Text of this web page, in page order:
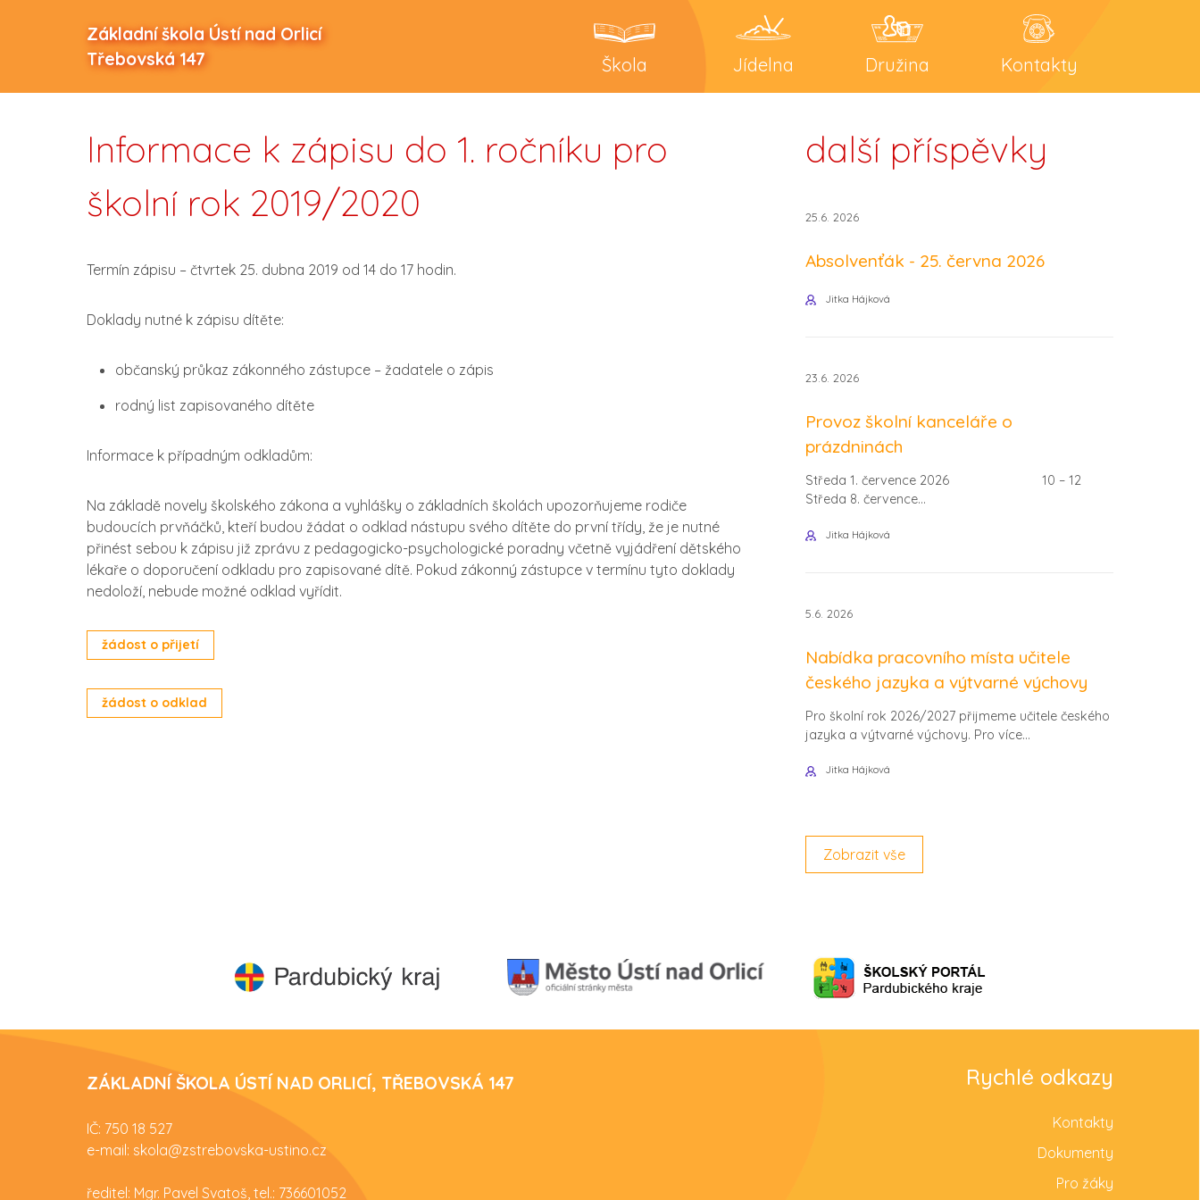
Základní škola Ústí nad Orlicí
Třebovská 147
Škola Jídelna Družina Kontakty
Informace k zápisu do 1. ročníku pro
školní rok 2019/2020
Termín zápisu – čtvrtek 25. dubna 2019 od 14 do 17 hodin.
Doklady nutné k zápisu dítěte:
občanský průkaz zákonného zástupce – žadatele o zápis
rodný list zapisovaného dítěte
Informace k případným odkladům:
Na základě novely školského zákona a vyhlášky o základních školách upozorňujeme rodiče
budoucích prvňáčků, kteří budou žádat o odklad nástupu svého dítěte do první třídy, že je nutné
přinést sebou k zápisu již zprávu z pedagogicko-psychologické poradny včetně vyjádření dětského
lékaře o doporučení odkladu pro zapisované dítě. Pokud zákonný zástupce v termínu tyto doklady
nedoloží, nebude možné odklad vyřídit.
žádost o přijetí
žádost o odklad
další příspěvky
25.6. 2026
Absolvenťák - 25. června 2026
Jitka Hájková
23.6. 2026
Provoz školní kanceláře o
prázdninách
Středa 1. července 2026 10 – 12
Středa 8. července...
Jitka Hájková
5.6. 2026
Nabídka pracovního místa učitele
českého jazyka a výtvarné výchovy
Pro školní rok 2026/2027 přijmeme učitele českého
jazyka a výtvarné výchovy. Pro více...
Jitka Hájková
Zobrazit vše
ZÁKLADNÍ ŠKOLA ÚSTÍ NAD ORLICÍ, TŘEBOVSKÁ 147
IČ: 750 18 527
e-mail: skola@zstrebovska-ustino.cz
ředitel: Mgr. Pavel Svatoš, tel.: 736601052
Rychlé odkazy
Kontakty
Dokumenty
Pro žáky